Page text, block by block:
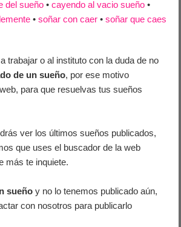
del sueño •cayendo al vacio sueño •
•soñar con caer •soñar que caes
trabajar o al instituto con la duda de no
de un sueño, por ese motivo
para que resuelvas tus sueños
ver los últimos sueños publicados,
que uses el buscador de la web
más te inquiete.
sueño y no lo tenemos publicado aún,
con nosotros para publicarlo